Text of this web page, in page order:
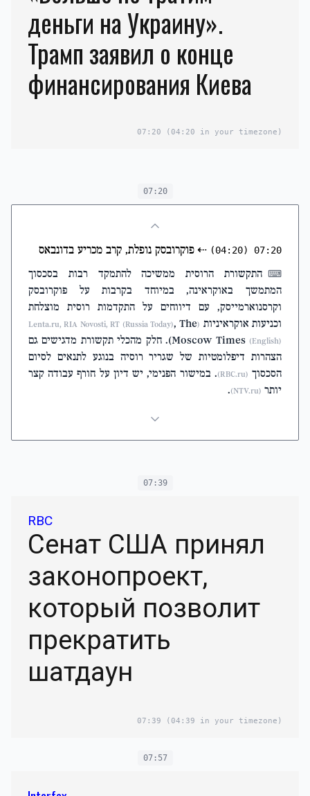
деньги на Украину».
Трамп заявил о конце
финансирования Киева
07:20 (04:20 in your timezone)
07:20
07:20
(04:20)
⇠פוקרובסק נופלת, קרב מכריע בדונבאס
⌨ התקשורת הרוסית ממשיכה להתמקד רבות בסכסוך
המתמשך באוקראינה, במיוחד בקרבות על פוקרובסק
וקרסנוארמייסק, עם דיווחים על התקדמות רוסית מוצלחת
וכניעות אוקראיניות (Lenta.ru, RIA Novosti, RT (Russia Today)
, The
Moscow Times (English)
). חלק מהכלי תקשורת מדגישים גם
הצהרות דיפלומטיות של שגריר רוסיה בנוגע לתנאים לסיום
הסכסוך (RBC.ru)
. במישור הפנימי, יש דיון על חורף עבודה קצר
יותר (NTV.ru)
.
07:39
RBC
Сенат США принял
законопроект,
который позволит
прекратить
шатдаун
07:39 (04:39 in your timezone)
07:57